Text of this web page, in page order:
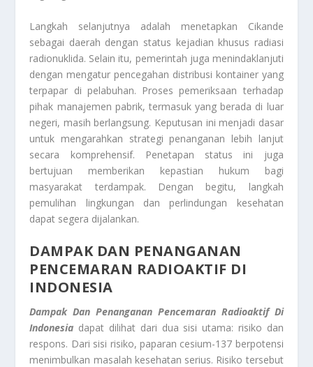
Langkah selanjutnya adalah menetapkan Cikande
sebagai daerah dengan status kejadian khusus radiasi
radionuklida. Selain itu, pemerintah juga menindaklanjuti
dengan mengatur pencegahan distribusi kontainer yang
terpapar di pelabuhan. Proses pemeriksaan terhadap
pihak manajemen pabrik, termasuk yang berada di luar
negeri, masih berlangsung. Keputusan ini menjadi dasar
untuk mengarahkan strategi penanganan lebih lanjut
secara komprehensif. Penetapan status ini juga
bertujuan memberikan kepastian hukum bagi
masyarakat terdampak. Dengan begitu, langkah
pemulihan lingkungan dan perlindungan kesehatan
dapat segera dijalankan.
DAMPAK DAN PENANGANAN
PENCEMARAN RADIOAKTIF DI
INDONESIA
Dampak Dan Penanganan Pencemaran Radioaktif Di
Indonesia dapat dilihat dari dua sisi utama: risiko dan
respons. Dari sisi risiko, paparan cesium-137 berpotensi
menimbulkan masalah kesehatan serius. Risiko tersebut